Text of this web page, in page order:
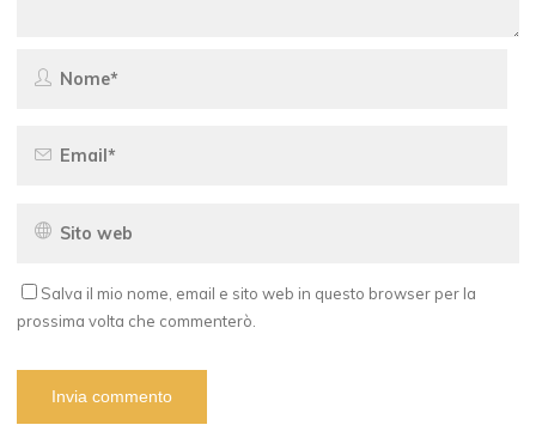
Salva il mio nome, email e sito web in questo browser per la
prossima volta che commenterò.